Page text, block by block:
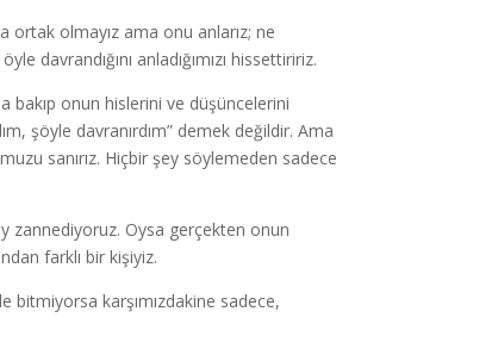
ortak olmayız ama onu anlarız; ne
davrandığını anladığımızı hissettiririz.
bakıp onun hislerini ve düşüncelerini
şöyle davranırdım” demek değildir. Ama
sanırız. Hiçbir şey söylemeden sadece
zannediyoruz. Oysa gerçekten onun
farklı bir kişiyiz.
bitmiyorsa karşımızdakine sadece,